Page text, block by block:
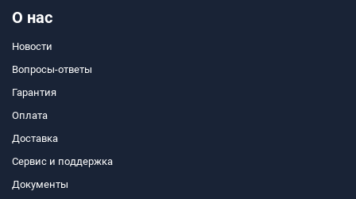
О нас
Новости
Вопросы-ответы
Гарантия
Оплата
Доставка
Сервис и поддержка
Документы